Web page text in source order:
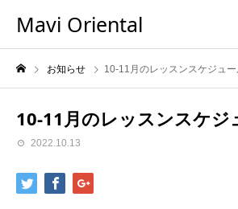
Mavi Oriental
お知らせ 10-11月のレッスンスケジュ
10-11月のレッスンスケジ
2022.10.13